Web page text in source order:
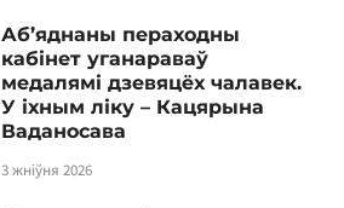
Аб’яднаны пераходны
кабінет уганараваў
медалямі дзевяцёх чалавек.
У іхным ліку – Кацярына
Ваданосава
3 жніўня 2026